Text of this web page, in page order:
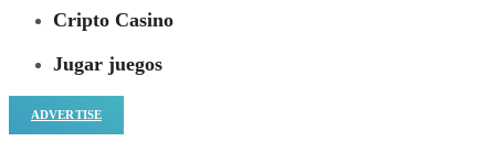
Cripto Casino
Jugar juegos
ADVERTISE